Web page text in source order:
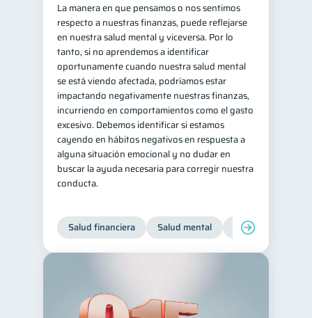
La manera en que pensamos o nos sentimos
respecto a nuestras finanzas, puede reflejarse
en nuestra salud mental y viceversa. Por lo
tanto, si no aprendemos a identificar
oportunamente cuando nuestra salud mental
se está viendo afectada, podríamos estar
impactando negativamente nuestras finanzas,
incurriendo en comportamientos como el gasto
excesivo. Debemos identificar si estamos
cayendo en hábitos negativos en respuesta a
alguna situación emocional y no dudar en
buscar la ayuda necesaria para corregir nuestra
conducta.
Salud financiera Salud mental Inclusión